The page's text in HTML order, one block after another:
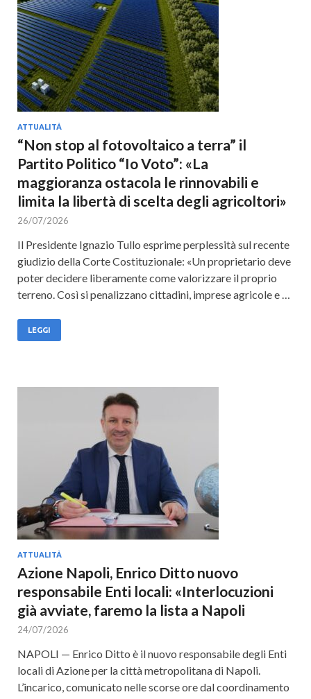
ATTUALITÀ
“Non stop al fotovoltaico a terra” il
Partito Politico “Io Voto”: «La
maggioranza ostacola le rinnovabili e
limita la libertà di scelta degli agricoltori»
26/07/2026
Il Presidente Ignazio Tullo esprime perplessità sul recente
giudizio della Corte Costituzionale: «Un proprietario deve
poter decidere liberamente come valorizzare il proprio
terreno. Così si penalizzano cittadini, imprese agricole e …
LEGGI
ATTUALITÀ
Azione Napoli, Enrico Ditto nuovo
responsabile Enti locali: «Interlocuzioni
già avviate, faremo la lista a Napoli
24/07/2026
NAPOLI — Enrico Ditto è il nuovo responsabile degli Enti
locali di Azione per la città metropolitana di Napoli.
L’incarico, comunicato nelle scorse ore dal coordinamento